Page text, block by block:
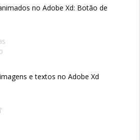
no Adobe Xd: Botão de
e textos no Adobe Xd